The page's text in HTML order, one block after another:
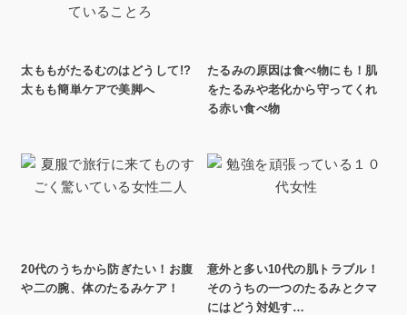
太ももがたるむのはどうして!?
太もも簡単ケアで美脚へ
たるみの原因は食べ物にも！肌
をたるみや老化から守ってくれ
る赤い食べ物
20代のうちから防ぎたい！お腹
や二の腕、体のたるみケア！
意外と多い10代の肌トラブル！
そのうちの一つのたるみとクマ
にはどう対処す…